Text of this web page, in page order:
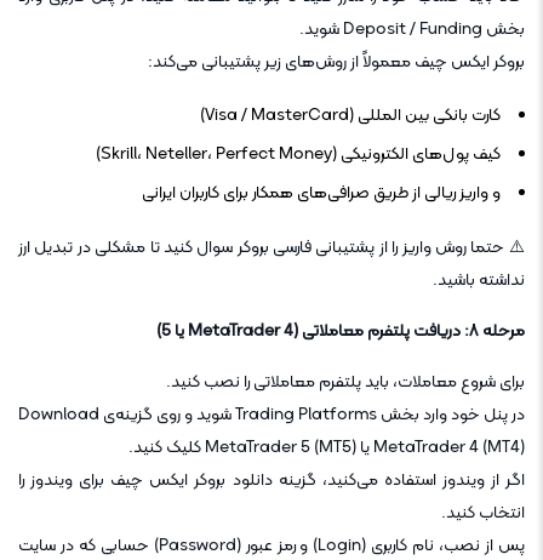
بخش Deposit / Funding شوید.
بروکر ایکس چیف معمولاً از روش‌های زیر پشتیبانی می‌کند:
کارت بانکی بین المللی (Visa / MasterCard)
کیف پول‌های الکترونیکی (Skrill، Neteller، Perfect Money)
و واریز ریالی از طریق صرافی‌های همکار برای کاربران ایرانی
⚠️ حتما روش واریز را از پشتیبانی فارسی بروکر سوال کنید تا مشکلی در تبدیل ارز
نداشته باشید.
مرحله ۸: دریافت پلتفرم معاملاتی (MetaTrader 4 یا 5)
برای شروع معاملات، باید پلتفرم معاملاتی را نصب کنید.
در پنل خود وارد بخش Trading Platforms شوید و روی گزینه‌ی Download
MetaTrader 4 (MT4) یا MetaTrader 5 (MT5) کلیک کنید.
اگر از ویندوز استفاده می‌کنید، گزینه دانلود بروکر ایکس چیف برای ویندوز را
انتخاب کنید.
پس از نصب، نام کاربری (Login) و رمز عبور (Password) حسابی که در سایت